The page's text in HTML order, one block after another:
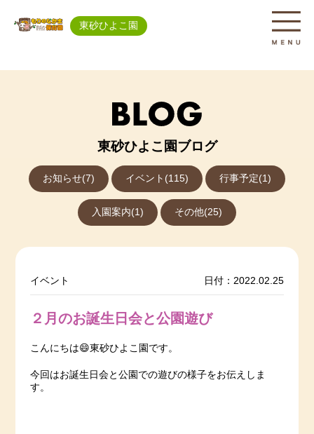
東砂ひよこ園
東砂ひよこ園ブログ
お知らせ(7) イベント(115) 行事予定(1)
入園案内(1) その他(25)
イベント 日付：2022.02.25
２月のお誕生日会と公園遊び
こんにちは😄東砂ひよこ園です。
今回はお誕生日会と公園での遊びの様子をお伝えしま
す。